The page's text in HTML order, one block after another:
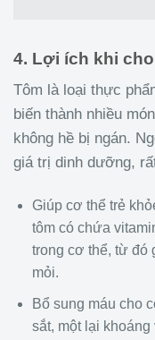
4. Lợi ích khi
Tôm là loại thực
biến thành nhiều
không hề bị ngán.
giá trị dinh dưỡng,
Giúp cơ thể trẻ
tôm có chứa
trong cơ thể, từ đó
mỏi.
Bổ sung máu cho
sắt, một lại